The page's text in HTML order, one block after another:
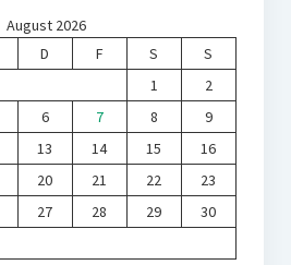
August 2026
D F S
S
1
2
6 7 8
9
13 14 15
16
20 21 22
23
27 28 29
30